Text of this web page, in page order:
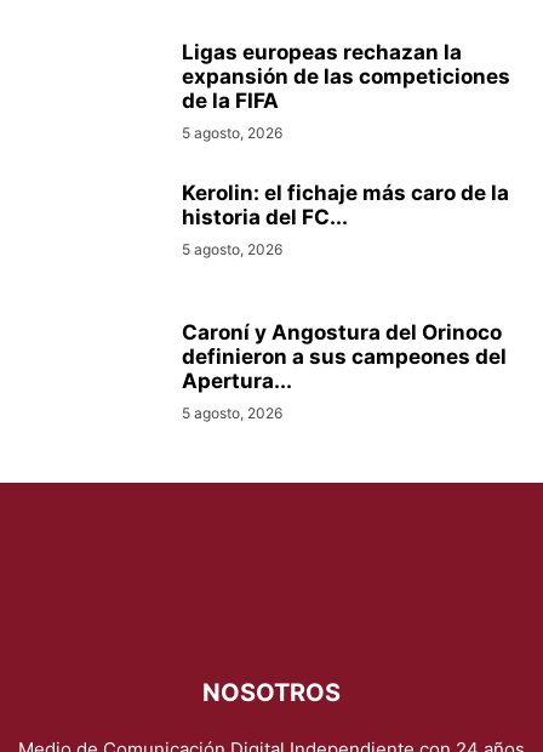
Ligas europeas rechazan la
expansión de las competiciones
de la FIFA
5 agosto, 2026
Kerolin: el fichaje más caro de la
historia del FC...
5 agosto, 2026
Caroní y Angostura del Orinoco
definieron a sus campeones del
Apertura...
5 agosto, 2026
NOSOTROS